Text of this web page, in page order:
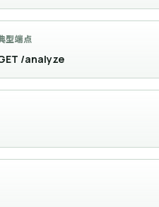
型端点
/analyze